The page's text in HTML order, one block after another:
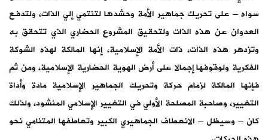
سواه – على تحريك جماهير الأمة وحشدها لتنتمي إلي الذات، ولتدفع
العدوان عن هذه الذات ولتحقيق المشروع الحضاري الذي تتحقق به
وتزدهر هذه الذات، ذات الأمة الإسلامية، إنها المالكة لهذه الشوكة
الفكرية ولوقوفها إجمالا على أرض الهوية الحضارية الإسلامية، ومن ثم
فإنها المالكة لزمام حركة وتحريك الجماهير الإسلامية مادة وأداة
التغيير، وصاحبة المصلحة الأولي في التغيير الإسلامي المنشود، ولذلك
كان – وسيظل – الانعطاف الجماهيري الكبير وتعاطفها المتنامي نحو